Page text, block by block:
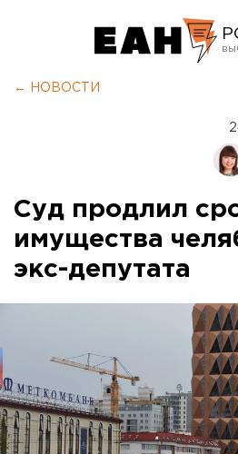
← НОВОСТИ
Суд продлил
имущества
экс-депутата